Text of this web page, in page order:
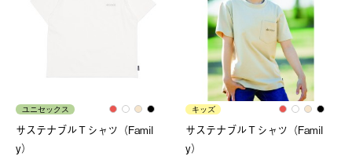
ユニセックス
サステナブルＴシャツ（Famil
y）
キッズ
サステナブルＴシャツ（Famil
y）